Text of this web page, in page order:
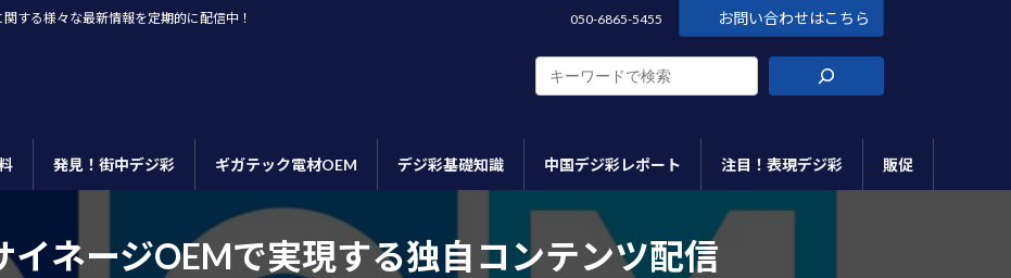
する様々な最新情報を定期的に配信中！ 050-6865-5455 お問い合わせはこちら
発見！街中デジ彩 ギガテック電材OEM デジ彩基礎知識 中国デジ彩レポート 注目！表現デジ彩 販促
イネージOEMで実現する独自コンテンツ配信